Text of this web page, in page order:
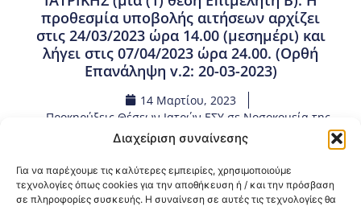
Διαχείριση συναίνεσης
Για να παρέχουμε τις καλύτερες εμπειρίες, χρησιμοποιούμε
τεχνολογίες όπως cookies για την αποθήκευση ή / και την πρόσβαση
σε πληροφορίες συσκευής. Η συναίνεση σε αυτές τις τεχνολογίες θα
προθεσμία υποβολής αιτήσεων αρχίζει
στις 24/03/2023 ώρα 14.00 (μεσημέρι) και
λήγει στις 07/04/2023 ώρα 24.00. (Ορθή
Επανάληψη v.2: 20-03-2023)
14 Μαρτίου, 2023
Προκηρύξεις Θέσεων Ιατρών ΕΣΥ σε Νοσοκομεία της
3ης ΥΠΕ Μακεδονίας ,Προσλήψεις – Διορισμοί
Κοινοποίηση: